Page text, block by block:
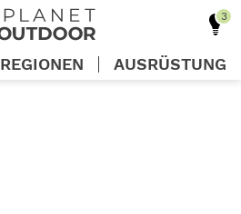
REGIONEN AUSRÜSTUNG